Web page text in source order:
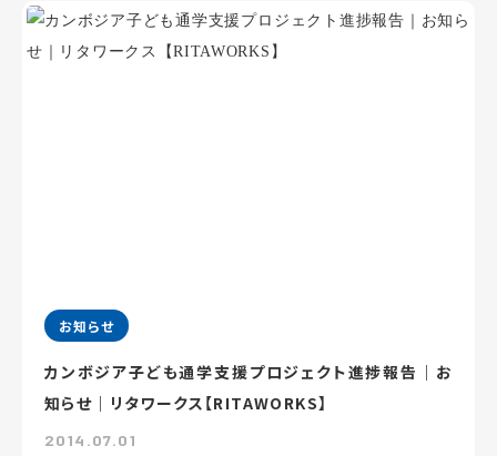
お知らせ
カンボジア子ども通学支援プロジェクト進捗報告｜お
知らせ｜リタワークス【RITAWORKS】
2014.07.01